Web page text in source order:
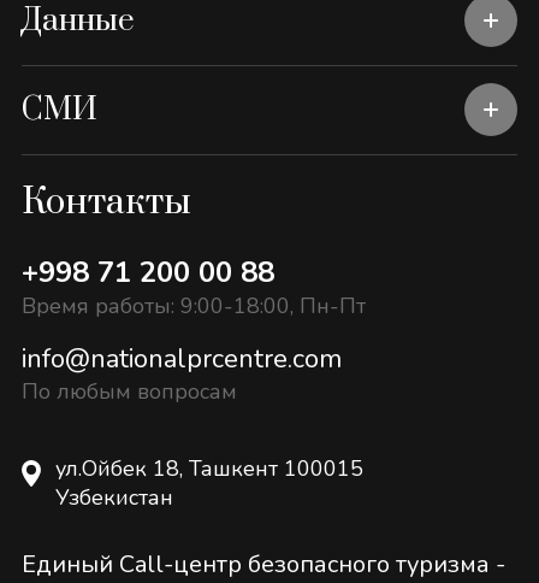
Данные
СМИ
Контакты
+998 71 200 00 88
Время работы: 9:00-18:00, Пн-Пт
info@nationalprcentre.com
По любым вопросам
ул.Ойбек 18, Ташкент 100015
Узбекистан
Единый Call-центр безопасного туризма -